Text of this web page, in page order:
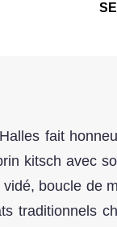
fait
kitsch avec
boucle
traditionnels